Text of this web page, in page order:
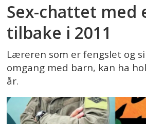
Sex-chattet med
tilbake i 2011
Læreren som er fengslet og
omgang med barn, kan ha
år.